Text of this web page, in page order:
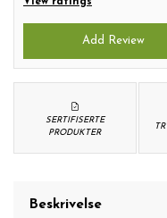
Add Review
SERTIFISERTE
PRODUKTER
Beskrivelse